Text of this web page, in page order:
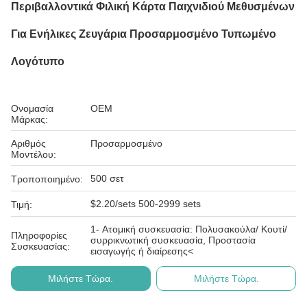
Περιβαλλοντικά Φιλική Κάρτα Παιχνιδιού Μεθυσμένων
Για Ενήλικες Ζευγάρια Προσαρμοσμένο Τυπωμένο
Λογότυπο
Ονομασία
Μάρκας:
OEM
Αριθμός
Μοντέλου:
Προσαρμοσμένο
Τροποποιημένο: 500 σετ
Τιμή: $2.20/sets 500-2999 sets
Πληροφορίες
Συσκευασίας:
1- Ατομική συσκευασία: Πολυσακούλα/ Κουτί/
συρρικνωτική συσκευασία, Προστασία
εισαγωγής ή διαίρεσης<
Μιλήστε Τώρα. Μιλήστε Τώρα.